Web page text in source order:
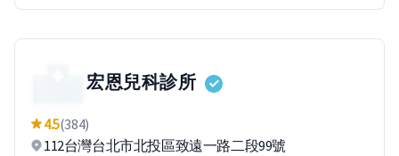
宏恩兒科診所
4.5(384)
112台灣台北市北投區致遠一路二段99號